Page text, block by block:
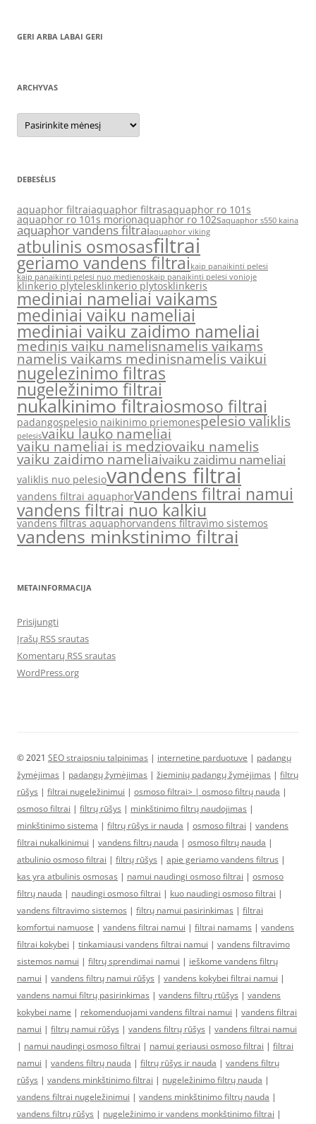
GERI ARBA LABAI GERI
ARCHYVAS
Archyvas
DEBESĖLIS
aquaphor filtraiaquaphor filtrasaquaphor ro 101s
aquaphor ro 101s morionaquaphor ro 102saquaphor s550 kaina
aquaphor vandens filtraiaquaphor viking
atbulinis osmosasfiltrai
geriamo vandens filtraikaip panaikinti pelesi
kaip panaikinti pelesi nuo medienoskaip panaikinti pelesi vonioje
klinkerio plytelesklinkerio plytosklinkeris
mediniai nameliai vaikams
mediniai vaiku nameliai
mediniai vaiku zaidimo nameliai
medinis vaiku namelisnamelis vaikams
namelis vaikams medinisnamelis vaikui
nugelezinimo filtras
nugeležinimo filtrai
nukalkinimo filtraiosmoso filtrai
padangospelesio naikinimo priemonespelesio valiklis
pelesisvaiku lauko nameliai
vaiku nameliai is medziovaiku namelis
vaiku zaidimo nameliaivaiku zaidimu nameliai
valiklis nuo pelesiovandens filtrai
vandens filtrai aquaphorvandens filtrai namui
vandens filtrai nuo kalkiu
vandens filtras aquaphorvandens filtravimo sistemos
vandens minkstinimo filtrai
METAINFORMACIJA
Prisijungti
Įrašų RSS srautas
Komentarų RSS srautas
WordPress.org
© 2021 SEO straipsniu talpinimas | internetine parduotuve | padangų
žymėjimas | padangų žymėjimas | žieminių padangų žymėjimas | filtrų
rūšys | filtrai nugeležinimui | osmoso filtrai> | osmoso filtrų nauda |
osmoso filtrai | filtrų rūšys | minkštinimo filtrų naudojimas |
minkštinimo sistema | filtrų rūšys ir nauda | osmoso filtrai | vandens
filtrai nukalkinimui | vandens filtrų nauda | osmoso filtrų nauda |
atbulinio osmoso filtrai | filtrų rūšys | apie geriamo vandens filtrus |
kas yra atbulinis osmosas | namui naudingi osmoso filtrai | osmoso
filtrų nauda | naudingi osmoso filtrai | kuo naudingi osmoso filtrai |
vandens filtravimo sistemos | filtrų namui pasirinkimas | filtrai
komfortui namuose | vandens filtrai namui | filtrai namams | vandens
filtrai kokybei | tinkamiausi vandens filtrai namui | vandens filtravimo
sistemos namui | filtrų sprendimai namui | ieškome vandens filtrų
namui | vandens filtrų namui rūšys | vandens kokybei filtrai namui |
vandens namui filtrų pasirinkimas | vandens filtrų rtūšys | vandens
kokybei name | rekomenduojami vandens filtrai namui | vandens filtrai
namui | filtrų namui rūšys | vandens filtrų rūšys | vandens filtrai namui
| namui naudingi osmoso filtrai | namui geriausi osmoso filtrai | filtrai
namui | vandens filtrų nauda | filtrų rūšys ir nauda | vandens filtrų
rūšys | vandens minkštinimo filtrai | nugeležinimo filtrų nauda |
vandens filtrai nugeležinimui | vandens minkštinimo filtrų nauda |
vandens filtrų rūšys | nugeležinimo ir vandens monkštinimo filtrai |